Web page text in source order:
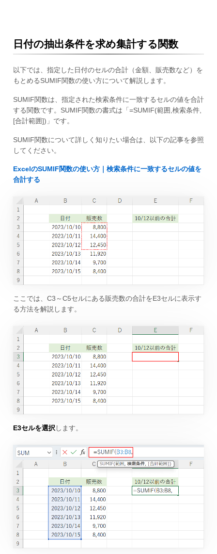
日付の抽出条件を求め集計する関数
以下では、指定した日付のセルの合計（金額、販売数など）を
もとめるSUMIF関数の使い方について解説します。
SUMIF関数は、指定された検索条件に一致するセルの値を合計
する関数です。SUMIF関数の書式は「=SUMIF(範囲,検索条件,
[合計範囲])」です。
SUMIF関数について詳しく知りたい場合は、以下の記事を参照
してください。
ExcelのSUMIF関数の使い方｜検索条件に一致するセルの値を
合計する
ここでは、C3～C5セルにある販売数の合計をE3セルに表示す
る方法を解説します。
E3セルを選択 します。